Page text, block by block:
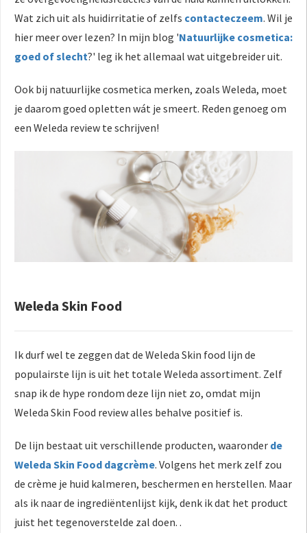
Wat zich uit als huidirritatie of zelfs contacteczeem. Wil je
hier meer over lezen? In mijn blog 'Natuurlijke cosmetica:
goed of slecht?' leg ik het allemaal wat uitgebreider uit.
Ook bij natuurlijke cosmetica merken, zoals Weleda, moet
je daarom goed opletten wát je smeert. Reden genoeg om
een Weleda review te schrijven!
Weleda Skin Food
Ik durf wel te zeggen dat de Weleda Skin food lijn de
populairste lijn is uit het totale Weleda assortiment. Zelf
snap ik de hype rondom deze lijn niet zo, omdat mijn
Weleda Skin Food review alles behalve positief is.
De lijn bestaat uit verschillende producten, waaronder de
Weleda Skin Food dagcrème. Volgens het merk zelf zou
de crème je huid kalmeren, beschermen en herstellen. Maar
als ik naar de ingrediëntenlijst kijk, denk ik dat het product
juist het tegenoverstelde zal doen. .